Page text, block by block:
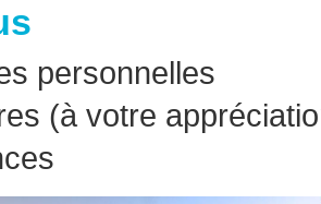
personnelles
(à votre